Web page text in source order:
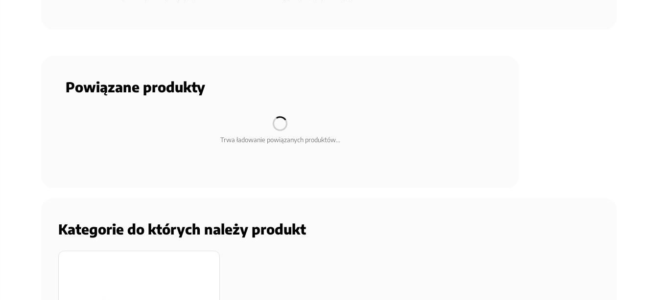
Powiązane produkty
Trwa ładowanie powiązanych produktów...
Kategorie do których należy produkt